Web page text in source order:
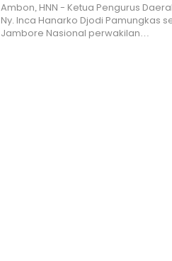
Ambon, HNN - Ketua Pengurus
Ny. Inca Hanarko Djodi Pamungkas
Jambore Nasional perwakilan…